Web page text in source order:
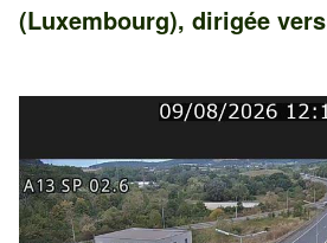
(Luxembourg), dirigée vers